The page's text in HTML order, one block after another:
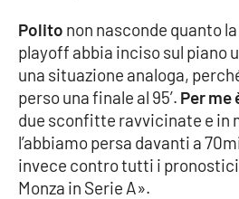
Crotone
Vibo Valentia
Reggio Calabria
Polito non nasconde quanto
playoff abbia inciso sul piano
una situazione analoga,
perso una finale al 95’. Per me
due sconfitte ravvicinate e in
l’abbiamo persa davanti a
invece contro tutti i
Monza in Serie A».